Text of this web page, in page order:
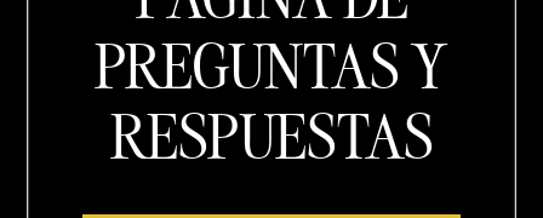
PREGUNTAS Y
RESPUESTAS